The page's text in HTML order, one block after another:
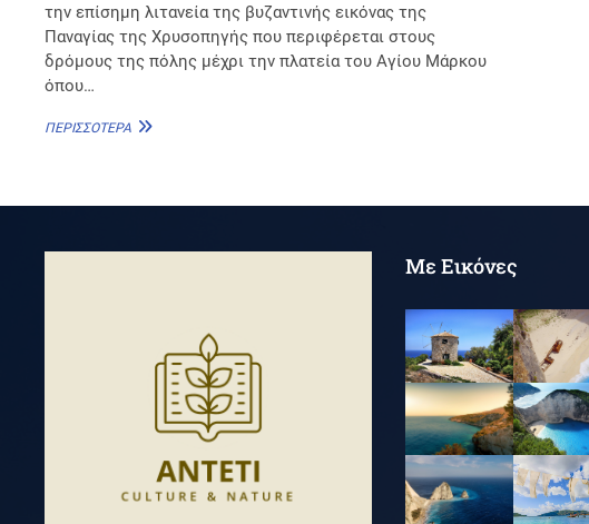
την επίσημη λιτανεία της βυζαντινής εικόνας της
Παναγίας της Χρυσοπηγής που περιφέρεται στους
δρόμους της πόλης μέχρι την πλατεία του Αγίου Μάρκου
όπου…
ΠΕΡΙΣΣΌΤΕΡΑ ΠΆΣΧΑ
Με Εικόνες